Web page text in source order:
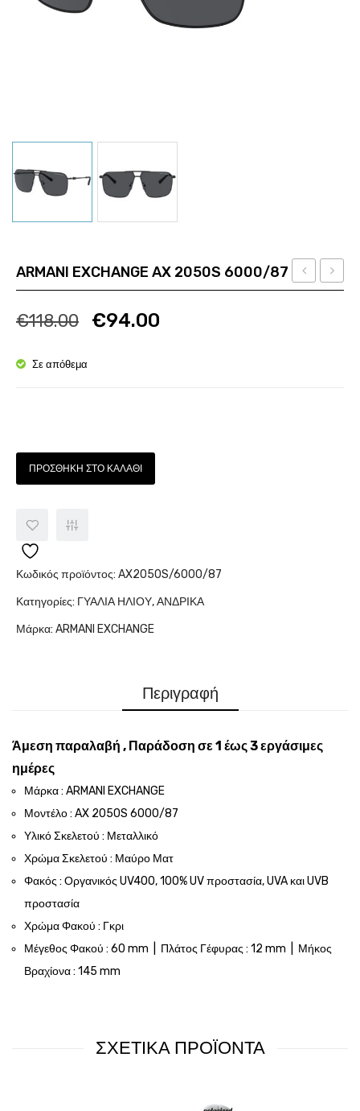
RALPH
ARMANI EXCHANGE AX 2050S 6000/87
€118.00 Ποσότητα
€94.00
Σε απόθεμα
ΠΡΟΣΘΉΚΗ ΣΤΟ ΚΑΛΆΘΙ
Κωδικός προϊόντος: AX2050S/6000/87
Κατηγορίες: ΓΥΑΛΙΑ ΗΛΙΟΥ,ΑΝΔΡΙΚΑ
Μάρκα: ARMANI EXCHANGE
Περιγραφή
Άμεση παραλαβή , Παράδοση σε 1 έως 3 εργάσιμες
ημέρες
Μάρκα : ARMANI EXCHANGE
Μοντέλο : AX 2050S 6000/87
Υλικό Σκελετού : Μεταλλικό
Χρώμα Σκελετού : Μαύρο Ματ
Φακός : Οργανικός UV400, 100% UV προστασία, UVA και UVB
προστασία
Χρώμα Φακού : Γκρι
Μέγεθος Φακού : 60 mm | Πλάτος Γέφυρας : 12 mm | Μήκος
Βραχίονα : 145 mm
ΣΧΕΤΙΚΑ ΠΡΟΪΟΝΤΑ